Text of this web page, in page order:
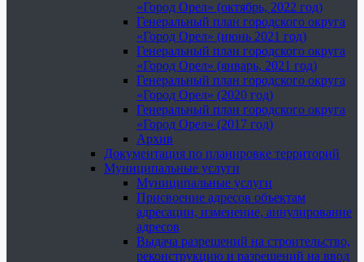
«Город Орел» (октябрь, 2022 год)
Генеральный план городского округа
«Город Орел» (июнь 2021 год)
Генеральный план городского округа
«Город Орел» (январь, 2021 год)
Генеральный план городского округа
«Город Орел» (2020 год)
Генеральный план городского округа
«Город Орел» (2017 год)
Архив
Документация по планировке территорий
Муниципальные услуги
Муниципальные услуги
Присвоение адресов объектам
адресации, изменение, аннулирование
адресов
Выдача разрешений на строительство,
реконструкцию и разрешений на ввод